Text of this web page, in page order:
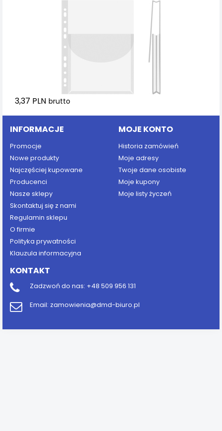
3,37 PLN brutto
INFORMACJE
Promocje
Nowe produkty
Najczęściej kupowane
Producenci
Nasze sklepy
Skontaktuj się z nami
Regulamin sklepu
O firmie
Polityka prywatności
Klauzula informacyjna
MOJE KONTO
Historia zamówień
Moje adresy
Twoje dane osobiste
Moje kupony
Moje listy życzeń
KONTAKT
Zadzwoń do nas: +48 509 956 131
Email: zamowienia@dmd-biuro.pl